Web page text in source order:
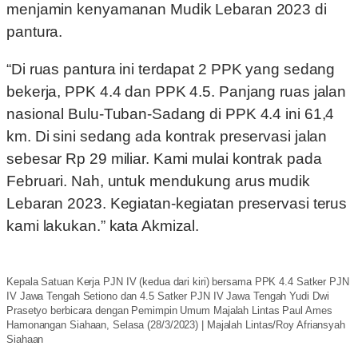
menjamin kenyamanan Mudik Lebaran 2023 di
pantura.
“Di ruas pantura ini terdapat 2 PPK yang sedang
bekerja, PPK 4.4 dan PPK 4.5. Panjang ruas jalan
nasional Bulu-Tuban-Sadang di PPK 4.4 ini 61,4
km. Di sini sedang ada kontrak preservasi jalan
sebesar Rp 29 miliar. Kami mulai kontrak pada
Februari. Nah, untuk mendukung arus mudik
Lebaran 2023. Kegiatan-kegiatan preservasi terus
kami lakukan.” kata Akmizal.
Kepala Satuan Kerja PJN IV (kedua dari kiri) bersama PPK 4.4 Satker PJN
IV Jawa Tengah Setiono dan 4.5 Satker PJN IV Jawa Tengah Yudi Dwi
Prasetyo berbicara dengan Pemimpin Umum Majalah Lintas Paul Ames
Hamonangan Siahaan, Selasa (28/3/2023) | Majalah Lintas/Roy Afriansyah
Siahaan